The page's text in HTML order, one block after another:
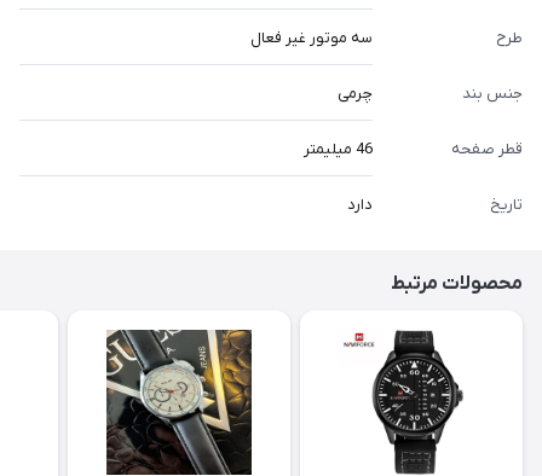
طرح سه موتور غیر فعال
جنس بند چرمی
قطر صفحه 46 میلیمتر
تاریخ دارد
محصولات مرتبط